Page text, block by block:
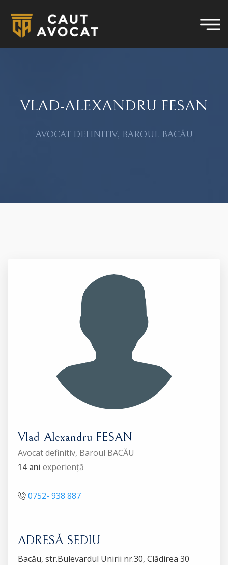
VLAD-ALEXANDRU FESAN
AVOCAT DEFINITIV, BAROUL BACĂU
Vlad-Alexandru FESAN
Avocat definitiv, Baroul BACĂU
14 ani experiență
0752- 938 887
ADRESĂ SEDIU
Bacău, str.Bulevardul Unirii nr.30, Clădirea 30